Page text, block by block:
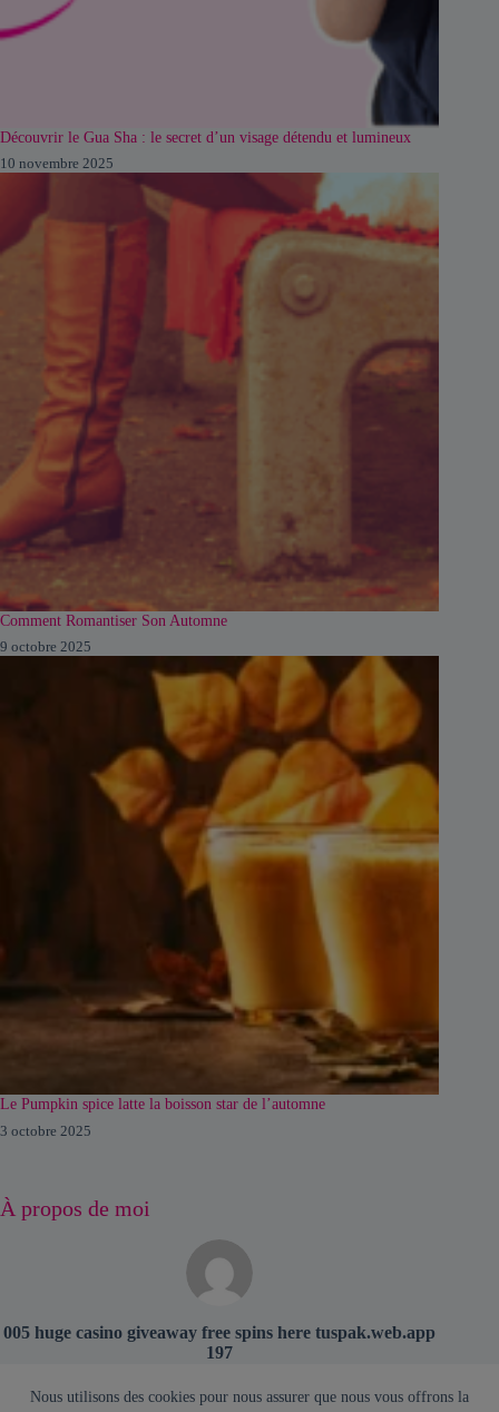
Nous utilisons des cookies pour nous assurer que nous vous offrons la
Découvrir le Gua Sha : le secret d’un visage détendu et lumineux
10 novembre 2025
Comment Romantiser Son Automne
9 octobre 2025
Le Pumpkin spice latte la boisson star de l’automne
3 octobre 2025
À propos de moi
005 huge casino giveaway free spins here tuspak.web.app
197